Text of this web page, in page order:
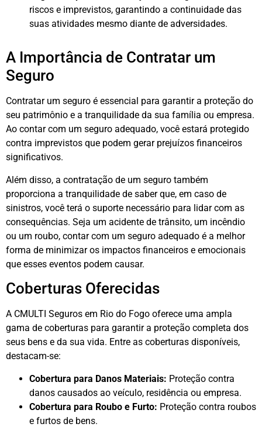
riscos e imprevistos, garantindo a continuidade das
suas atividades mesmo diante de adversidades.
A Importância de Contratar um
Seguro
Contratar um seguro é essencial para garantir a proteção do
seu patrimônio e a tranquilidade da sua família ou empresa.
Ao contar com um seguro adequado, você estará protegido
contra imprevistos que podem gerar prejuízos financeiros
significativos.
Além disso, a contratação de um seguro também
proporciona a tranquilidade de saber que, em caso de
sinistros, você terá o suporte necessário para lidar com as
consequências. Seja um acidente de trânsito, um incêndio
ou um roubo, contar com um seguro adequado é a melhor
forma de minimizar os impactos financeiros e emocionais
que esses eventos podem causar.
Coberturas Oferecidas
A CMULTI Seguros em Rio do Fogo oferece uma ampla
gama de coberturas para garantir a proteção completa dos
seus bens e da sua vida. Entre as coberturas disponíveis,
destacam-se:
Cobertura para Danos Materiais: Proteção contra
danos causados ao veículo, residência ou empresa.
Cobertura para Roubo e Furto: Proteção contra roubos
e furtos de bens.